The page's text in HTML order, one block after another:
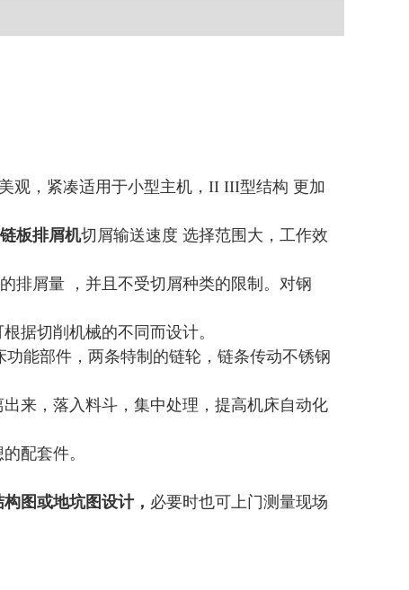
观，紧凑适用于小型主机，II III型结构 更加
板排屑机切屑输送速度 选择范围大，工作效
排屑量 ，并且不受切屑种类的限制。对钢
据切削机械的不同而设计。
能部件，两条特制的链轮，链条传动不锈钢
来，落入料斗，集中处理，提高机床自动化
配套件。
图或地坑图设计， 必要时也可上门测量现场